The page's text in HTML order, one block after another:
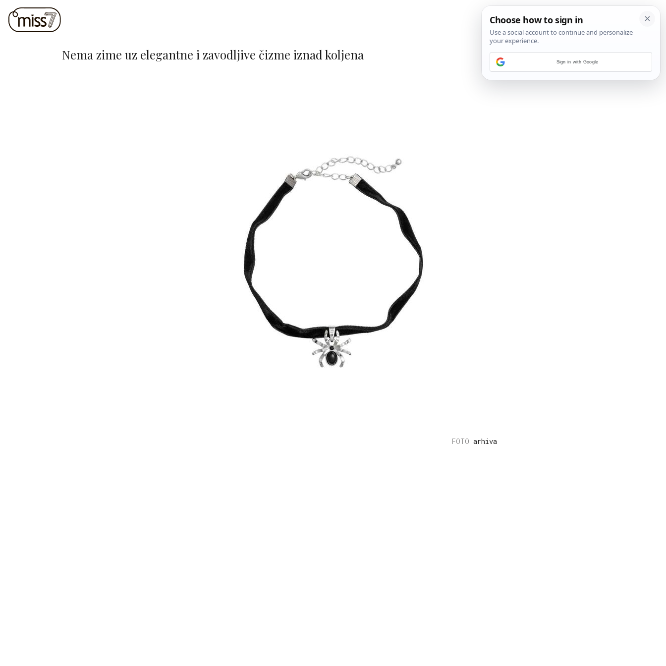
Nema zime uz elegantne i zavodljive čizme iznad koljena
6/7
arhiva
Sign in with Google